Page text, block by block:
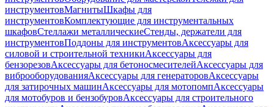
инструментовМагнитыШкафы для
инструментовКомплектующие для инструментальных
шкафовСтеллажи металлическиеСтенды, держатели для
инструментовПоддоны для инструментовАксессуары для
силовой и строительной техникиАксессуары для
бензорезовАксессуары для бетоносмесителейАксессуары для
виброоборудованияАксессуары для генераторовАксессуары
для затирочных машинАксессуары для мотопомпАксессуары
для мотобуров и бензобуровАксессуары для строительного